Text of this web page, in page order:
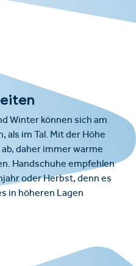
Winter können sich am
als im Tal. Mit der Höhe
daher immer warme
Handschuhe empfehlen
oder Herbst, denn es
in höheren Lagen